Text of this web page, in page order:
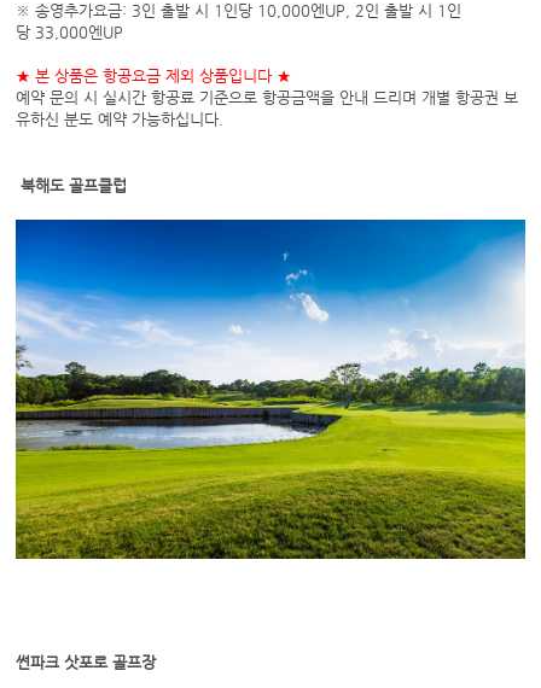
※​ 송영추가요금: 3인 출발 시 1 인당 10,000엔UP, 2인 출발 시 1 인
당 33,000엔UP
★​ 본 상품은 항공요금 제외 상품입니다 ★
예약 문의 시 실시간 항공료 기준으로 항공금액을 안내 드리며 개별 항공권 보
유하신 분도 예약 가능하십니다
북해도 골프클럽
썬파크 삿포로 골프장